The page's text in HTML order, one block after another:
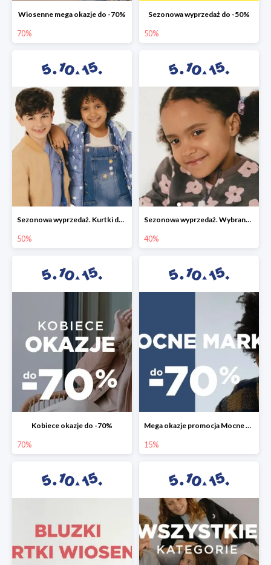
Wiosenne mega okazje do -70%
70%
Sezonowa wyprzedaż do -50%
50%
Sezonowa wyprzedaż. Kurtki do -50%
50%
Sezonowa wyprzedaż. Wybrane modele do -40%
40%
Kobiece okazje do -70%
70%
Mega okazje promocja Mocne marki do -70%
15%